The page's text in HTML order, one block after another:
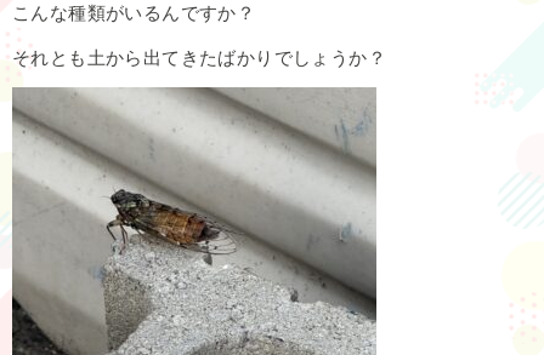
こんな種類がいるんですか？
それとも土から出てきたばかりでしょうか？